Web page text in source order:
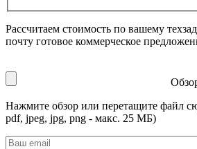
Рассчитаем стоимость по вашему
почту готовое коммерческое
Нажмите обзор или перетащите файл
pdf, jpeg, jpg, png - макс. 25 МБ)